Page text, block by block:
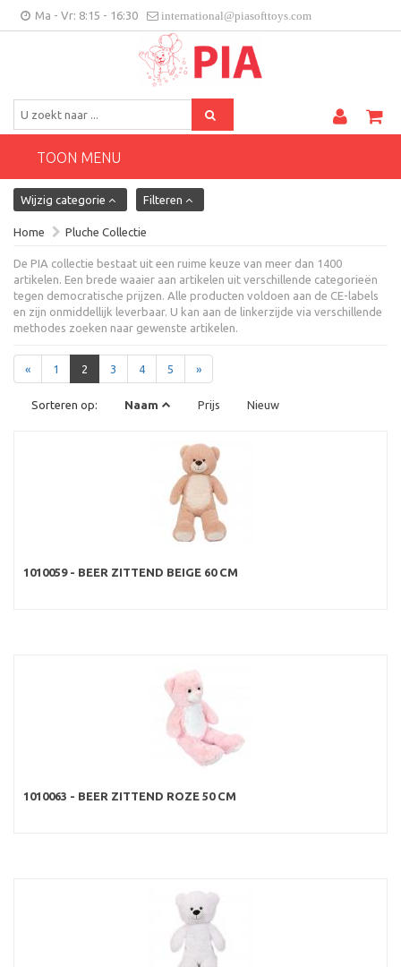
Ma - Vr: 8:15 - 16:30 international@piasofttoys.com
Klantenfeedback
BE/NL
TOON MENU
Wijzig categorie Filteren
Home Pluche Collectie
De PIA collectie bestaat uit een ruime keuze van meer dan 1400
artikelen. Een brede waaier aan artikelen uit verschillende categorieën
tegen democratische prijzen. Alle producten voldoen aan de CE-labels
en zijn onmiddellijk leverbaar. U kan aan de linkerzijde via verschillende
methodes zoeken naar gewenste artikelen.
« 1 2 3 4 5 »
Sorteren op: Naam Prijs Nieuw
1010059 - BEER ZITTEND BEIGE 60 CM
1010063 - BEER ZITTEND ROZE 50 CM